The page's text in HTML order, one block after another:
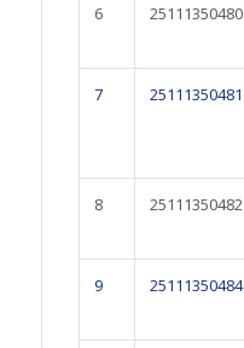
6 25111350480
7 25111350481
8 25111350482
9 25111350484